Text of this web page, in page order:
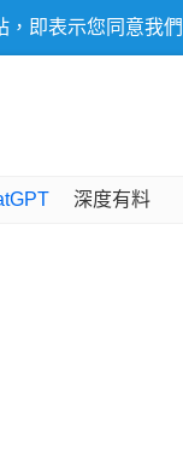
，即表示您同意我
深度有料